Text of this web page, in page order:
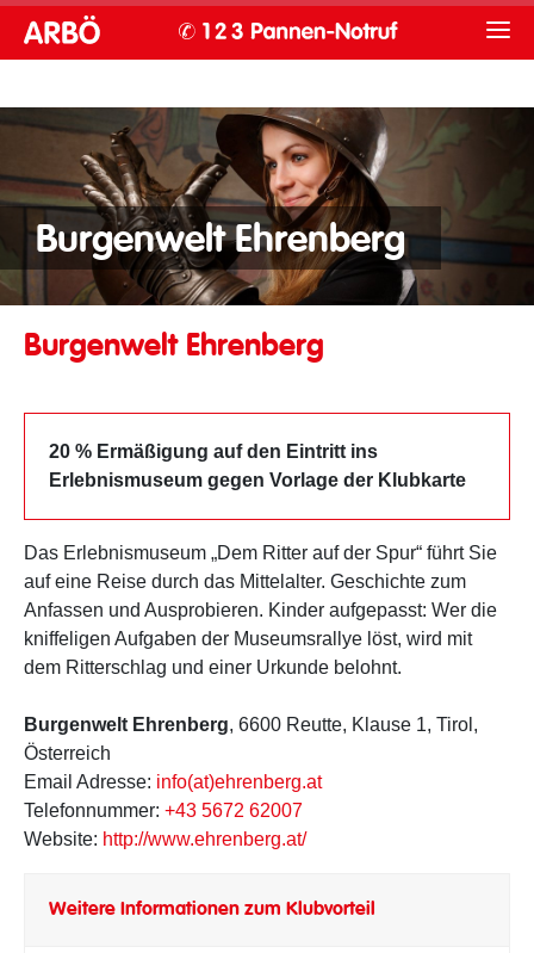
Burgenwelt Ehrenberg
Burgenwelt Ehrenberg
20 % Ermäßigung auf den Eintritt ins
Erlebnismuseum gegen Vorlage der Klubkarte
Das Erlebnismuseum „Dem Ritter auf der Spur“ führt Sie
auf eine Reise durch das Mittelalter. Geschichte zum
Anfassen und Ausprobieren. Kinder aufgepasst: Wer die
kniffeligen Aufgaben der Museumsrallye löst, wird mit
dem Ritterschlag und einer Urkunde belohnt.
Burgenwelt Ehrenberg, 6600 Reutte, Klause 1, Tirol,
Österreich
Email Adresse: info(at)ehrenberg.at
Telefonnummer: +43 5672 62007
Website: http://www.ehrenberg.at/
Weitere Informationen zum Klubvorteil